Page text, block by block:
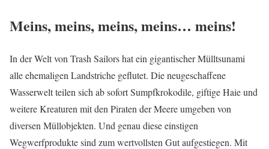
Meins, meins, meins, meins… meins!
In der Welt von Trash Sailors hat ein gigantischer Mülltsunami
alle ehemaligen Landstriche geflutet. Die neugeschaffene
Wasserwelt teilen sich ab sofort Sumpfkrokodile, giftige Haie und
weitere Kreaturen mit den Piraten der Meere umgeben von
diversen Müllobjekten. Und genau diese einstigen
Wegwerfprodukte sind zum wertvollsten Gut aufgestiegen. Mit